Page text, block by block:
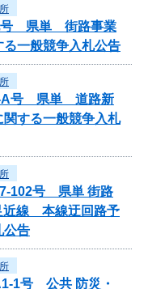
号 県単 街路事業
る一般競争入札公告
A号 県単 道路新
する一般競争入札
7-102号 県単 街路
近線 本線迂回路予
公告
1号 公共 防災・